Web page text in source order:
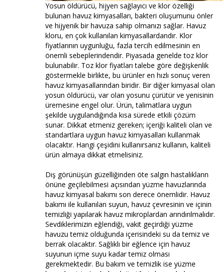
Yosun öldürücü, hijyen sağlayıcı ve klor özelliği
bulunan havuz kimyasalları, bakteri oluşumunu önler
ve hijyenik bir havuza sahip olmanızı sağlar. Havuz
kloru, en çok kullanılan kimyasallardandır. Klor
fiyatlarının uygunluğu, fazla tercih edilmesinin en
önemli sebeplerindendir. Piyasada genelde toz klor
bulunabilir. Toz klor fiyatları talebe göre değişkenlik
göstermekle birlikte, bu ürünler en hızlı sonuç veren
havuz kimyasallarından biridir. Bir diğer kimyasal olan
yosun öldürücü, var olan yosunu çürütür ve yenisinin
üremesine engel olur. Ürün, talimatlara uygun
şekilde uygulandığında kısa sürede etkili çözüm
sunar. Dikkat etmeniz gereken; içeriği kaliteli olan ve
standartlara uygun havuz kimyasalları kullanmak
olacaktır. Hangi çeşidini kullanırsanız kullanın, kaliteli
ürün almaya dikkat etmelisiniz.
Dış görünüşün güzelliğinden öte salgın hastalıkların
önüne geçilebilmesi açısından yüzme havuzlarında
havuz kimyasal bakımı son derece önemlidir. Havuz
bakımı ile kullanılan suyun, havuz çevresinin ve içinin
temizliği yapılarak havuz mikroplardan arındırılmalıdır.
Sevdiklerimizin eğlendiği, vakit geçirdiği yüzme
havuzu temiz olduğunda içerisindeki su da temiz ve
berrak olacaktır. Sağlıklı bir eğlence için havuz
suyunun içme suyu kadar temiz olması
gerekmektedir. Bu bakım ve temizlik ise yüzme